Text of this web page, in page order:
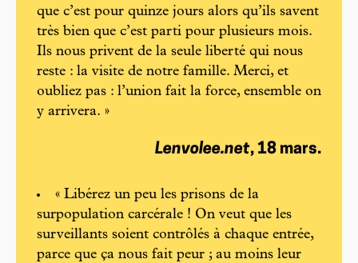
que c’est pour quinze jours alors qu’ils savent
très bien que c’est parti pour plusieurs mois.
Ils nous privent de la seule liberté qui nous
reste : la visite de notre famille. Merci, et
oubliez pas : l’union fait la force, ensemble on
y arrivera. »
Lenvolee.net, 18 mars.
« Libérez un peu les prisons de la
surpopulation carcérale ! On veut que les
surveillants soient contrôlés à chaque entrée,
parce que ça nous fait peur ; au moins leur